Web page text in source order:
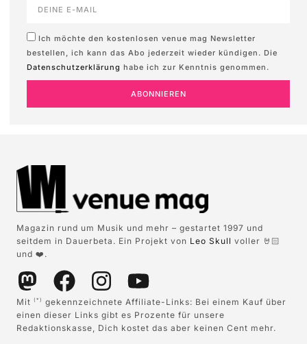
Ich möchte den kostenlosen venue mag Newsletter
bestellen, ich kann das Abo jederzeit wieder kündigen. Die
Datenschutzerklärung habe ich zur Kenntnis genommen.
ABONNIEREN
Magazin rund um Musik und mehr – gestartet 1997 und
seitdem in Dauerbeta. Ein Projekt von Leo Skull voller 🤘🏻
und ❤️.
Mit (*)
gekennzeichnete Affiliate-Links: Bei einem Kauf über
einen dieser Links gibt es Prozente für unsere
Redaktionskasse, Dich kostet das aber keinen Cent mehr.